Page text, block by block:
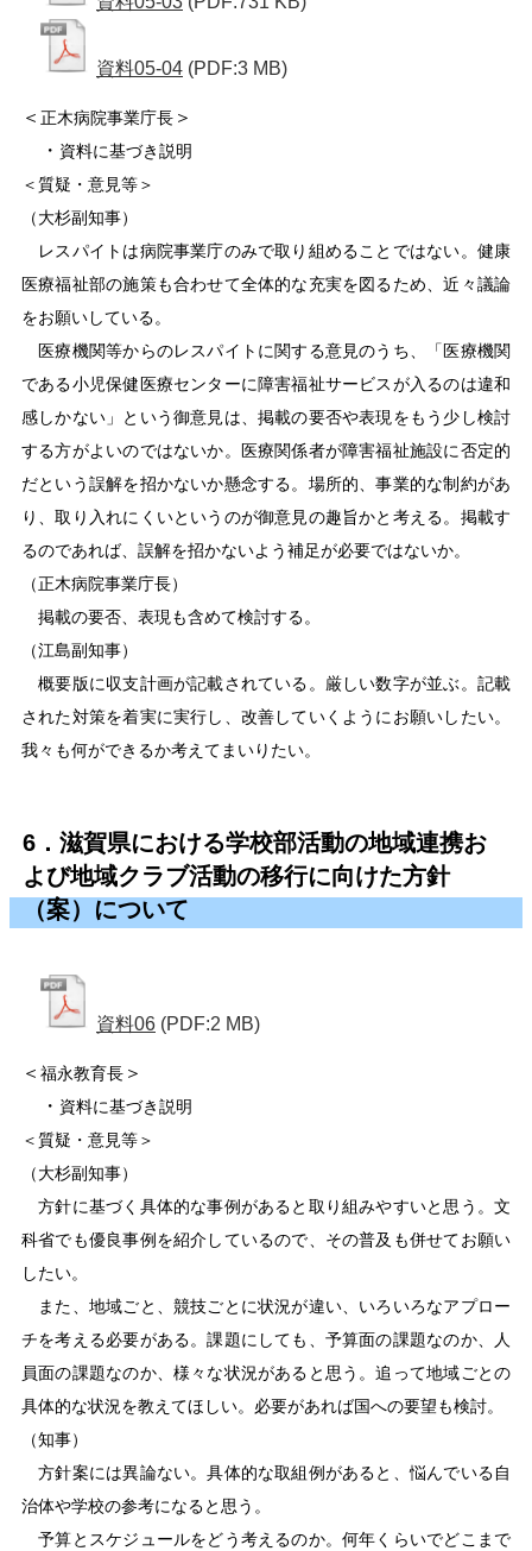
資料05-04 (PDF:3 MB)
＜ 正木病院事業庁長 ＞
・ 資料に基づき説明
＜質疑・意見等＞
（大杉副知事）
レスパイトは病院事業庁のみで取り組めることではない。健康
医療福祉部の施策も合わせて全体的な充実を図るため、近々議論
をお願いしている。
医療機関等からのレスパイトに関する意見のうち、「医療機関
である小児保健医療センターに障害福祉サービスが入るのは違和
感しかない」という御意見は、掲載の要否や表現をもう少し検討
する方がよいのではないか。医療関係者が障害福祉施設に否定的
だという誤解を招かないか懸念する。場所的、事業的な制約があ
り、取り入れにくいというのが御意見の趣旨かと考える。掲載す
るのであれば、誤解を招かないよう補足が必要ではないか。
（正木病院事業庁長）
掲載の要否、表現も含めて検討する。
（江島副知事）
概要版に収支計画が記載されている。厳しい数字が並ぶ。記載
された対策を着実に実行し、改善していくようにお願いしたい。
我々も何ができるか考えてまいりたい。
6．滋賀県における学校部活動の地域連携お
よび地域クラブ活動の移行に向けた方針
（案）について
資料06 (PDF:2 MB)
＜ 福永教育長 ＞
・ 資料に基づき説明
＜質疑・意見等＞
（大杉副知事）
方針に基づく具体的な事例があると取り組みやすいと思う。文
科省でも優良事例を紹介しているので、その普及も併せてお願い
したい。
また、地域ごと、競技ごとに状況が違い、いろいろなアプロー
チを考える必要がある。課題にしても、予算面の課題なのか、人
員面の課題なのか、様々な状況があると思う。追って地域ごとの
具体的な状況を教えてほしい。必要があれば国への要望も検討。
（知事）
方針案には異論ない。具体的な取組例があると、悩んでいる自
治体や学校の参考になると思う。
予算とスケジュールをどう考えるのか。何年くらいでどこまで